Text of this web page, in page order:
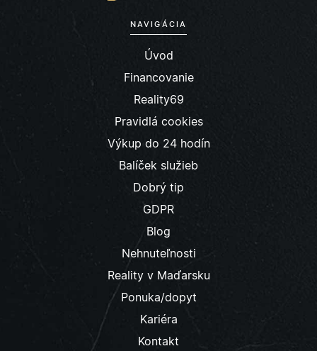
NAVIGÁCIA
Úvod
Financovanie
Reality69
Pravidlá cookies
Výkup do 24 hodín
Balíček služieb
Dobrý tip
GDPR
Blog
Nehnuteľnosti
Reality v Maďarsku
Ponuka/dopyt
Kariéra
Kontakt